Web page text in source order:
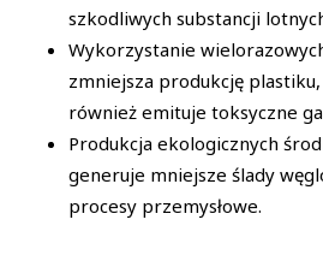
szkodliwych substancji
Wykorzystanie
zmniejsza produkcję
również emituje toksyczne
Produkcja ekologicznych
generuje mniejsze ślady
procesy przemysłowe.